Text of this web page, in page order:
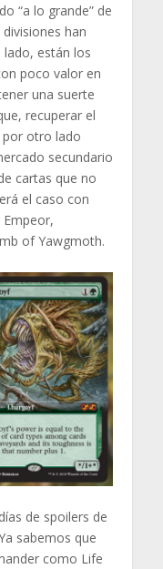
“a lo grande” de
han
lado, están los
poco valor en
una suerte
recuperar el
por otro lado
secundario
cartas que no
el caso con
of Yawgmoth.
de spoilers de
sabemos que
como Life